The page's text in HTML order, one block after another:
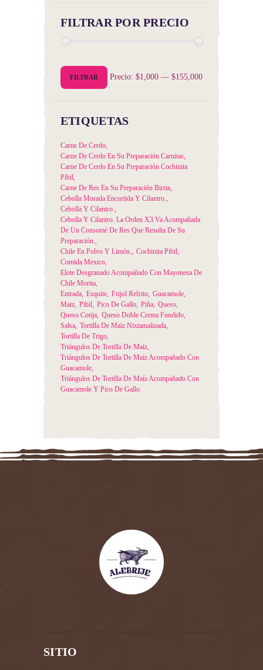
FILTRAR POR PRECIO
FILTRAR Precio:$1,000 —$155,000
ETIQUETAS
Carne De Cerdo
Carne De Cerdo En Su Preparación Carnitas
Carne De Cerdo En Su Preparación Cochinita
Pibil
Carne De Res En Su Preparación Birria
Cebolla Morada Encurtida Y Cilantro.
Cebolla Y Cilantro.
Cebolla Y Cilantro. La Orden X3 Va Acompañada
De Un Consomé De Res Que Resulta De Su
Preparación.
Chile En Polvo Y Limón.
Cochinita Pibil
Comida Mexico
Elote Desgranado Acompañado Con Mayonesa De
Chile Morita
Entrada Esquite Frijol Refrito Guacamole
Maiz Pibil Pico De Gallo Piña Queso
Queso Cotija Queso Doble Crema Fundido
Salsa Tortilla De Maíz Nixtamalizada
Tortilla De Trigo
Triángulos De Tortilla De Maíz
Triángulos De Tortilla De Maíz Acompañado Con
Guacamole
Triángulos De Tortilla De Maíz Acompañado Con
Guacamole Y Pico De Gallo.
SITIO